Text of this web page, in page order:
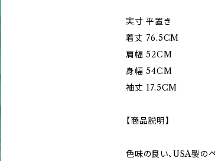
実寸 平置き
着丈 76.5CM
肩幅 52CM
身幅 54CM
袖丈 17.5CM
【商品説明】
色味の良い、USA製の